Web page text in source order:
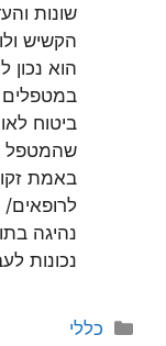
שונות
הקשיש
הוא
במטפלים
ביטוח
שהמטפל
באמת
לרופאים/
נהיגה
נכונות
קטגוריות
כללי